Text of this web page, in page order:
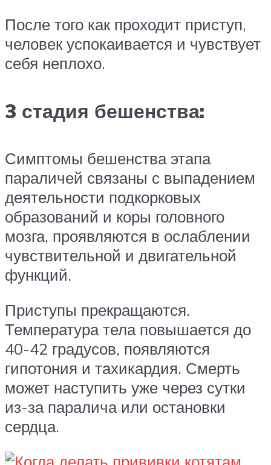
После того как проходит приступ,
человек успокаивается и чувствует
себя неплохо.
3 стадия бешенства:
Симптомы бешенства этапа
параличей связаны с выпадением
деятельности подкорковых
образований и коры головного
мозга, проявляются в ослаблении
чувствительной и двигательной
функций.
Приступы прекращаются.
Температура тела повышается до
40-42 градусов, появляются
гипотония и тахикардия. Смерть
может наступить уже через сутки
из-за паралича или остановки
сердца.